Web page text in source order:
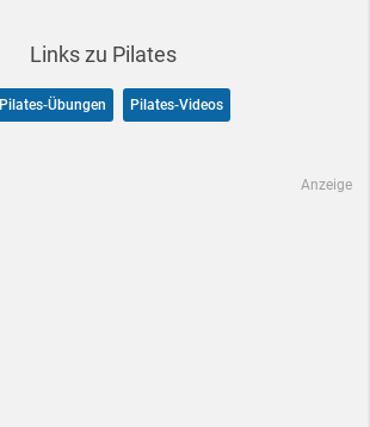
Links zu Pilates
Pilates-Übungen Pilates-Videos
Anzeige